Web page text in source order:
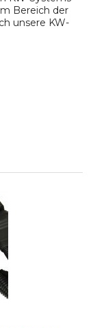
Bereich der
unsere KW-